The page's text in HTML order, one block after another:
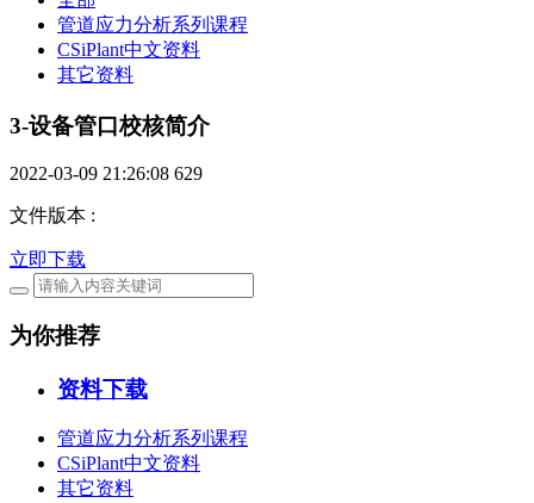
管道应力分析系列课程
CSiPlant中文资料
其它资料
3-设备管口校核简介
2022-03-09 21:26:08 629
文件版本 :
立即下载
为你推荐
资料下载
管道应力分析系列课程
CSiPlant中文资料
其它资料